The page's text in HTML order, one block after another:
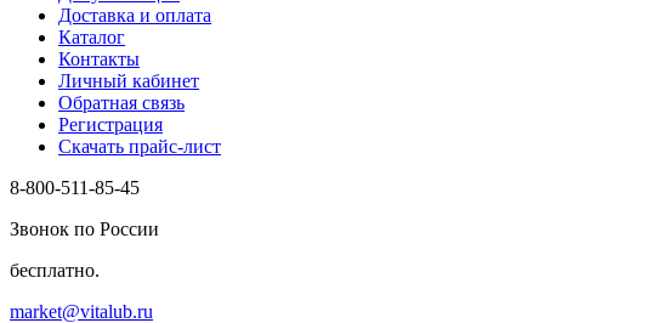
Доставка и оплата
Каталог
Контакты
Личный кабинет
Обратная связь
Регистрация
Скачать прайс-лист
8-800-511-85-45
Звонок по России
бесплатно.
market@vitalub.ru